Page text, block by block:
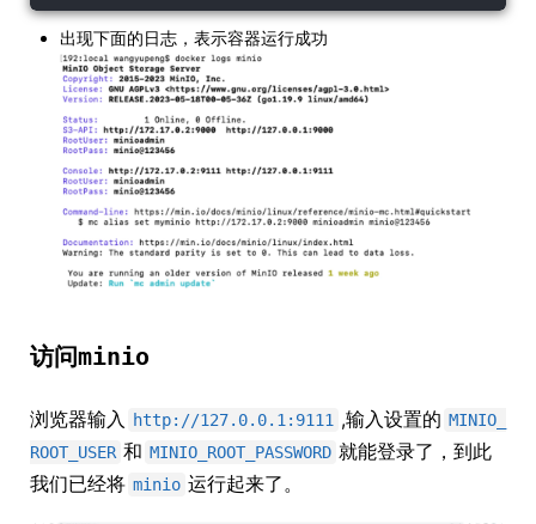
出现下面的日志，表示容器运行成功
访问minio
浏览器输入 http://127.0.0.1:9111 ,输入设置的 MINIO_
ROOT_USER 和 MINIO_ROOT_PASSWORD 就能登录了，到此
我们已经将 minio 运行起来了。